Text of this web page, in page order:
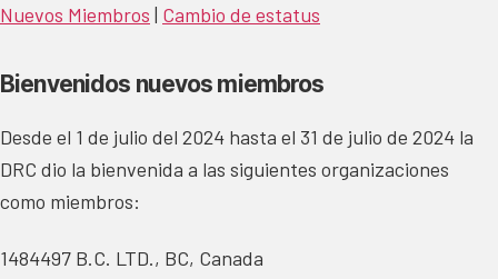
Nuevos Miembros | Cambio de estatus
Bienvenidos nuevos miembros
Desde el 1 de julio del 2024 hasta el 31 de julio de 2024 la
DRC dio la bienvenida a las siguientes organizaciones
como miembros:
1484497 B.C. LTD., BC, Canada